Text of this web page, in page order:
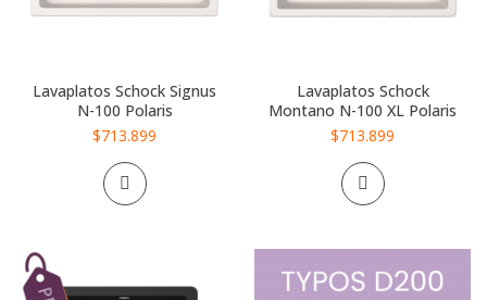
Lavaplatos Schock Signus
N-100 Polaris
$713.899
Lavaplatos Schock
Montano N-100 XL Polaris
$713.899